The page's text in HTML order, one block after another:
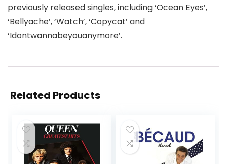
previously released singles, including ‘Ocean Eyes’,
‘Bellyache’, ‘Watch’, ‘Copycat’ and
‘Idontwannabeyouanymore’.
Related Products